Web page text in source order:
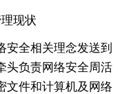
现状
安全相关理念发送到
头负责网络安全周活
文件和计算机及网络